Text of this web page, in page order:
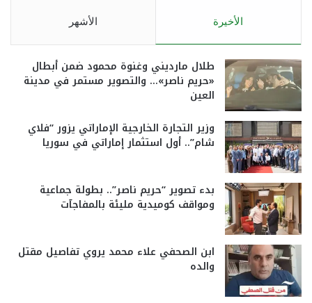
الأخيرة الأشهر
طلال مارديني وغنوة محمود ضمن أبطال
«حريم ناصر»… والتصوير مستمر في مدينة
العين
وزير التجارة الخارجية الإماراتي يزور “فلاي
شام”.. أول استثمار إماراتي في سوريا
بدء تصوير “حريم ناصر”.. بطولة جماعية
ومواقف كوميدية مليئة بالمفاجآت
ابن الصحفي علاء محمد يروي تفاصيل مقتل
والده